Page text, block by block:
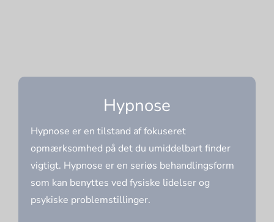
Hypnose
Hypnose er en tilstand af fokuseret
opmærksomhed på det du umiddelbart finder
vigtigt. Hypnose er en seriøs behandlingsform
som kan benyttes ved fysiske lidelser og
psykiske problemstillinger.